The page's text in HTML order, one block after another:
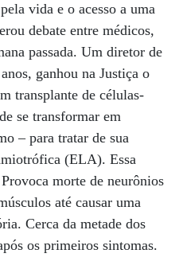
vida e o acesso a uma
debate entre médicos,
passada. Um diretor de
ganhou na Justiça o
transplante de células-
se transformar em
– para tratar de sua
(ELA). Essa
morte de neurônios
até causar uma
Cerca da metade dos
os primeiros sintomas.